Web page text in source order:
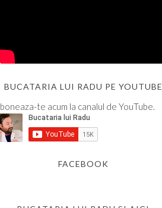
BUCATARIA LUI RADU PE YOUTUBE
te acum la canalul de YouTube.
FACEBOOK